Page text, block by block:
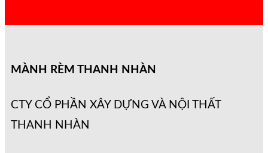
MÀNH RÈM THANH NHÀN
CTY CỔ PHẦN XÂY DỰNG VÀ NỘI THẤT
THANH NHÀN